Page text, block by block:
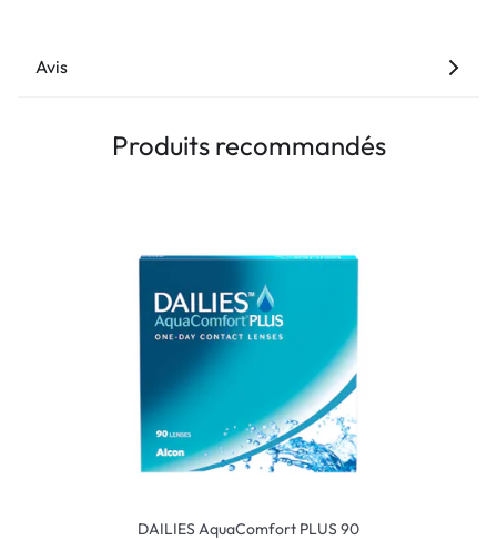
Avis
Produits recommandés
DAILIES AquaComfort PLUS 90